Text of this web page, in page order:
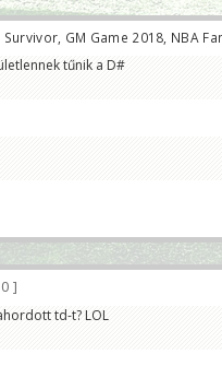
GM Game 2018, NBA
tűnik a D#
td-t? LOL